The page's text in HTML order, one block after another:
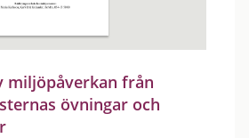
miljöpåverkan från
övningar och